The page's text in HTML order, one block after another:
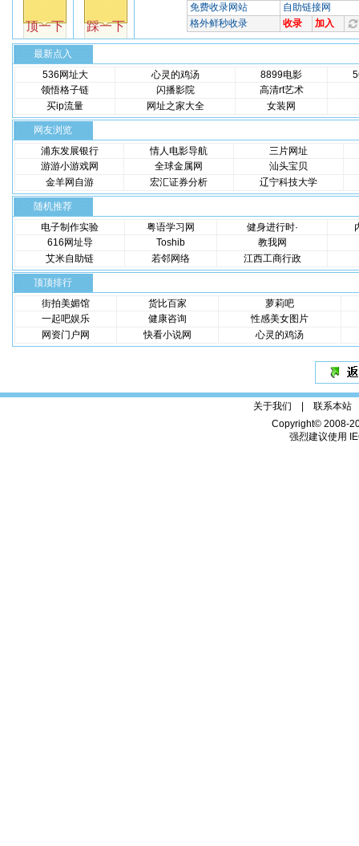
最新点入
536网址大
心灵的鸡汤 8899电影
领悟格子链
闪播影院
高清rt艺术
买ip流量
网址之家大全 女装网
网友浏览
浦东发展银行
情人电影导航
三片网址
游游小游戏网
全球金属网
汕头宝贝
金羊网自游
宏汇证券分析 辽宁科技大学
随机推荐
电子制作实验
粤语学习网 健身进行时·
616网址导
Toshib
教我网
艾米自助链
若邻网络 江西工商行政
顶顶排行
街拍美媚馆
货比百家
萝莉吧
一起吧娱乐
健康咨询
性感美女图片
网资门户网
快看小说网 心灵的鸡汤
关于我们 | 联系本站
Copyright© 2008-
强烈建议使用